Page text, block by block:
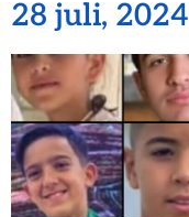
28 juli, 2024